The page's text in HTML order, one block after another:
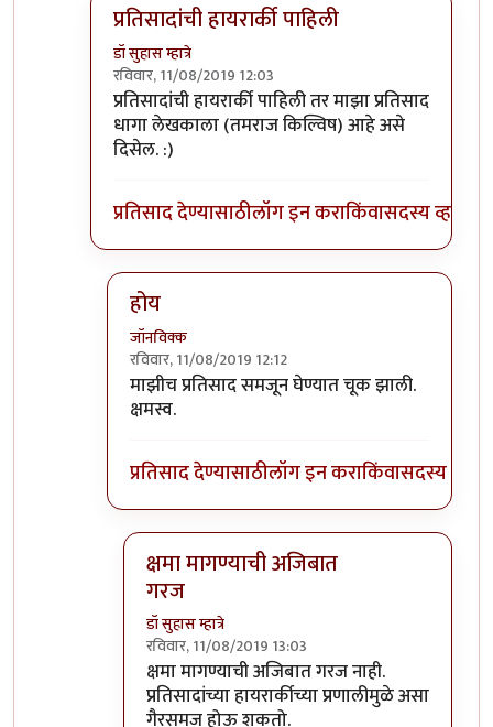
प्रतिसादांची हायरार्की पाहिली
डॉ सुहास म्हात्रे
रविवार, 11/08/2019 12:03
In reply toगीता मला फार आवडायची. खूपby
प्रतिसादांची हायरार्की पाहिली तर माझा प्रतिसाद
धागा लेखकाला (तमराज किल्विष) आहे असे
दिसेल. :)
प्रतिसाद देण्यासाठीलॉग इन कराकिंवासदस्य व्हा
होय
जॉनविक्क
रविवार, 11/08/2019 12:12
In reply toप्रतिसादांची हायरार्की पाहिलीby
माझीच प्रतिसाद समजून घेण्यात चूक झाली.
क्षमस्व.
प्रतिसाद देण्यासाठीलॉग इन कराकिंवासदस्य व्हा
क्षमा मागण्याची अजिबात
गरज
डॉ सुहास म्हात्रे
रविवार, 11/08/2019 13:03
In reply toहोयbyजॉनविक्क
क्षमा मागण्याची अजिबात गरज नाही.
प्रतिसादांच्या हायरार्कीच्या प्रणालीमुळे असा
गैरसमज होऊ शकतो.